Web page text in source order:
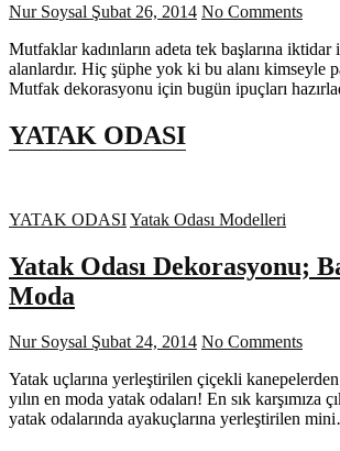
Nur Soysal Şubat 26, 2014 No Comments
Mutfaklar kadınların adeta tek başlarına iktidar
alanlardır. Hiç şüphe yok ki bu alanı kimseyle
Mutfak dekorasyonu için bugün ipuçları
YATAK ODASI
YATAK ODASIYatak Odası Modelleri
Yatak Odası Dekorasyonu;
Moda
Nur Soysal Şubat 24, 2014 No Comments
Yatak uçlarına yerleştirilen çiçekli
yılın en moda yatak odaları! En sık karşımıza
yatak odalarında ayakuçlarına yerleştirilen